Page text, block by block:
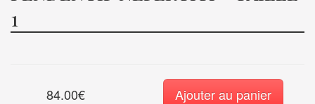
1
84.00€ Ajouter au panier